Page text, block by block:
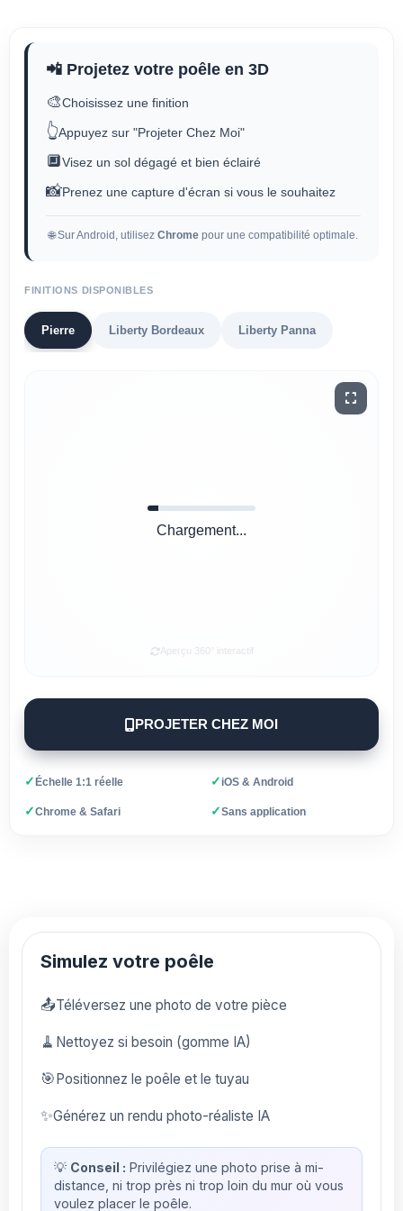
📲 Projetez votre poêle en 3D
🎨Choisissez une finition
👆Appuyez sur "Projeter Chez Moi"
🔲Visez un sol dégagé et bien éclairé
📸Prenez une capture d'écran si vous le souhaitez
🌐 Sur Android, utilisez Chrome pour une compatibilité optimale.
FINITIONS DISPONIBLES
Pierre Liberty Bordeaux Liberty Panna
Chargement...
Aperçu 360° interactif
PROJETER CHEZ MOI
✓Échelle 1:1 réelle ✓iOS & Android
✓Chrome & Safari ✓Sans application
Simulez votre poêle
📤Téléversez une photo de votre pièce
🧹 Nettoyez si besoin (gomme IA)
🎯Positionnez le poêle et le tuyau
✨Générez un rendu photo-réaliste IA
💡 Conseil : Privilégiez une photo prise à mi-
distance, ni trop près ni trop loin du mur où vous
voulez placer le poêle.